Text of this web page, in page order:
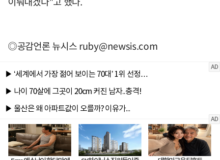
◎공감언론 뉴시스ruby@newsis.com